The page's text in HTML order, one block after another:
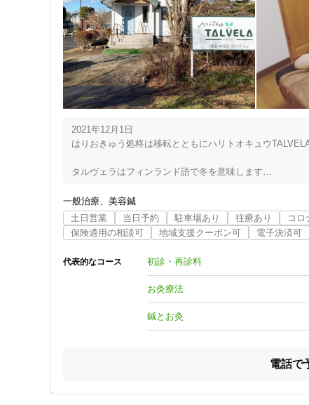
2021年12月1日
はりおきゅう処柊は移転とともにハリトオキュウ
タルヴェラはフィンランド語で冬を意味します
来ていただいた皆さんに緊張感を与えない可愛らしい雰
東信地域で女性鍼灸師をお探しの方はぜひご相談ください
お灸教室も随時受付中！
約20種類のお灸をご用意してお待ちしてます
一般治療
美容鍼
土日営業
当日予約 駐車場あり 往療あり コロ
保険適用の相談可
地域支援クーポン可 電子決済可
代表的なコース 初診・再診料
お灸療法
鍼とお灸
電話で